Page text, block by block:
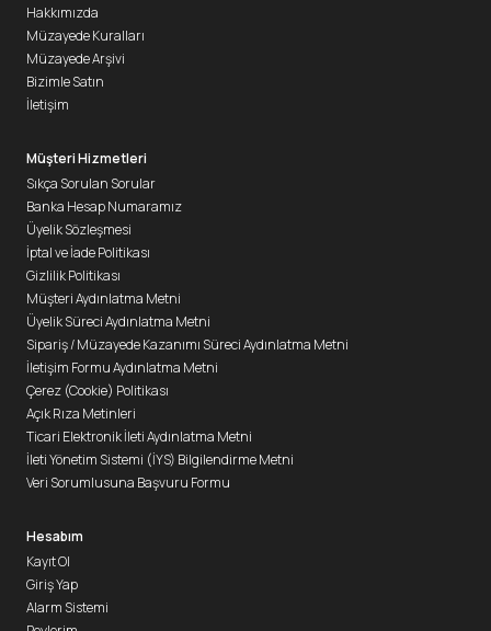
Hakkımızda
Müzayede Kuralları
Müzayede Arşivi
Bizimle Satın
İletişim
Müşteri Hizmetleri
Sıkça Sorulan Sorular
Banka Hesap Numaramız
Üyelik Sözleşmesi
İptal ve İade Politikası
Gizlilik Politikası
Müşteri Aydınlatma Metni
Üyelik Süreci Aydınlatma Metni
Sipariş / Müzayede Kazanımı Süreci Aydınlatma Metni
İletişim Formu Aydınlatma Metni
Çerez (Cookie) Politikası
Açık Rıza Metinleri
Ticari Elektronik İleti Aydınlatma Metni
İleti Yönetim Sistemi (İYS) Bilgilendirme Metni
Veri Sorumlusuna Başvuru Formu
Hesabım
Kayıt Ol
Giriş Yap
Alarm Sistemi